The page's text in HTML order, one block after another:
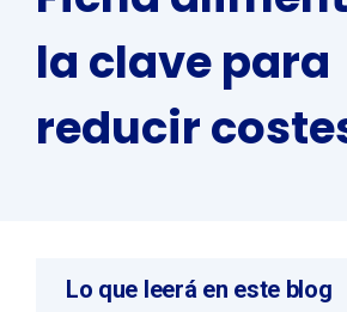
la clave para
reducir
Lo que leerá en este blog